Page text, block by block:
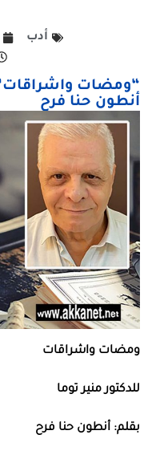
أدب
“ومضات واشراقات”
أنطون حنا فرح
ومضات واشراقات
للدكتور منير توما
بقلم: أنطون حنا فرح